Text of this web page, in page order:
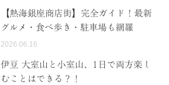
【熱海銀座商店街】完全ガイド！最新
グルメ・食べ歩き・駐車場も網羅
2026.06.16
伊豆 大室山と小室山、1日で両方楽し
むことはできる？！